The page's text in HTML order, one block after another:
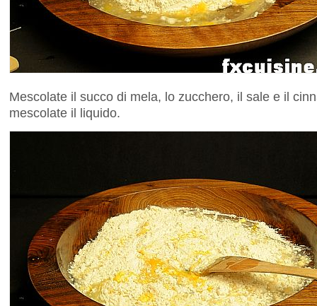
Mescolate il succo di mela, lo zucchero, il sale e il
mescolate il liquido.